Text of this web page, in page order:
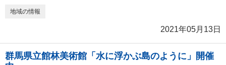
地域の情報
2021年05月13日
群馬県立館林美術館「水に浮かぶ島のように」開催